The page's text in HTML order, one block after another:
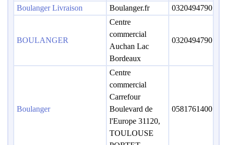
Boulanger Livraison Boulanger.fr 0320494790
BOULANGER
Centre
commercial
Auchan Lac
Bordeaux
0320494790
Boulanger
Centre
commercial
Carrefour
Boulevard de
l'Europe 31120,
TOULOUSE
0581761400